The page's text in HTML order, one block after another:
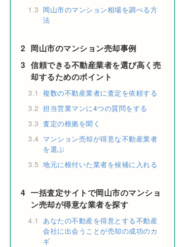
1.3 岡山市のマンション相場を調べる方
法
2 岡山市のマンション売却事例
3 信頼できる不動産業者を選び高く売
却するためのポイント
3.1 複数の不動産業者に査定を依頼する
3.2 担当営業マンに4つの質問をする
3.3 査定の根拠を聞く
3.4 マンション売却が得意な不動産業者
を選ぶ
3.5 地元に根付いた業者を候補に入れる
4 一括査定サイトで岡山市のマンショ
ン売却が得意な業者を探す
4.1 あなたの不動産を得意とする不動産
会社に出会うことが売却の成功のカ
ギ